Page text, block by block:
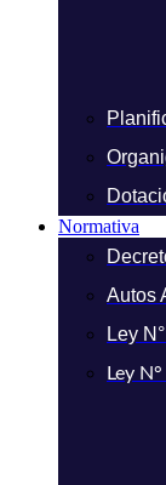
Normativa
Autos
Ley
Ley